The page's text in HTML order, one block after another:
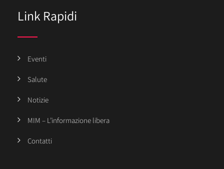
Link Rapidi
Eventi
Salute
Notizie
MIM – L’informazione libera
Contatti